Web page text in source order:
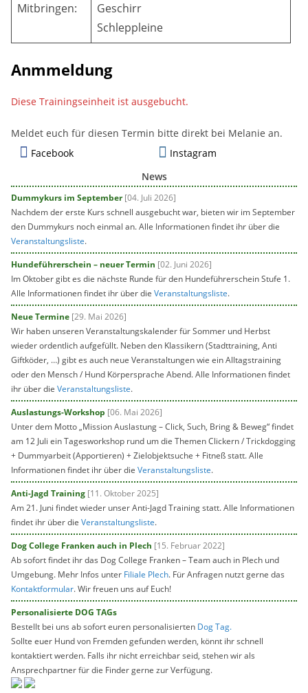
Mitbringen:
Geschirr
Schleppleine
Anmmeldung
Diese Trainingseinheit ist ausgebucht.
Meldet euch für diesen Termin bitte direkt bei Melanie an.
Facebook
Instagram
News
Dummykurs im September[04. Juli 2026]
Nachdem der erste Kurs schnell ausgebucht war, bieten wir im September
den Dummykurs noch einmal an. Alle Informationen findet ihr über die
Veranstaltungsliste.
Hundeführerschein – neuer Termin [02. Juni 2026]
Im Oktober gibt es die nächste Runde für den Hundeführerschein Stufe 1.
Alle Informationen findet ihr über die Veranstaltungsliste.
Neue Termine [29. Mai 2026]
Wir haben unseren Veranstaltungskalender für Sommer und Herbst
wieder ordentlich aufgefüllt. Neben den Klassikern (Stadttraining, Anti
Giftköder, …) gibt es auch neue Veranstaltungen wie ein Alltagstraining
oder den Mensch / Hund Körpersprache Abend. Alle Informationen findet
ihr über die Veranstaltungsliste.
Auslastungs-Workshop [06. Mai 2026]
Unter dem Motto „Mission Auslastung – Click, Such, Bring & Beweg“ findet
am 12 Juli ein Tagesworkshop rund um die Themen Clickern / Trickdogging
+ Dummyarbeit (Apportieren) + Zielobjektsuche + Fitneß statt. Alle
Informationen findet ihr über die Veranstaltungsliste.
Anti-Jagd Training [11. Oktober 2025]
Am 21. Juni findet wieder unser Anti-Jagd Training statt. Alle Informationen
findet ihr über die Veranstaltungsliste.
Dog College Franken auch in Plech [15. Februar 2022]
Ab sofort findet ihr das Dog College Franken – Team auch in Plech und
Umgebung. Mehr Infos unter Filiale Plech. Für Anfragen nutzt gerne das
Kontaktformular. Wir freuen uns auf Euch!
Personalisierte DOG TAGs
Bestellt bei uns ab sofort euren personalisierten Dog Tag.
Sollte euer Hund von Fremden gefunden werden, könnt ihr schnell
kontaktiert werden. Falls ihr nicht erreichbar seid, stehen wir als
Ansprechpartner für die Finder gerne zur Verfügung.